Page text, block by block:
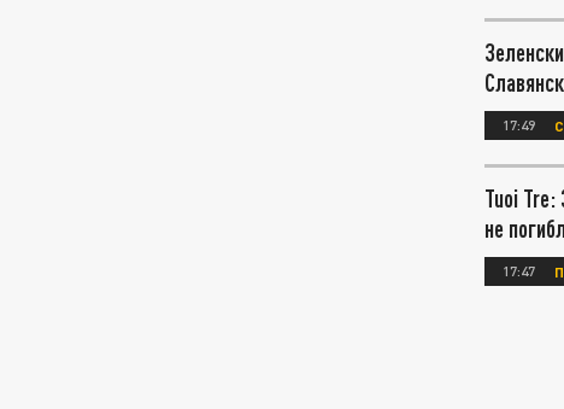
17:49
Tuoi Tre:
не
17:47